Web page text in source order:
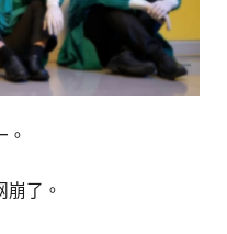
。
崩了。